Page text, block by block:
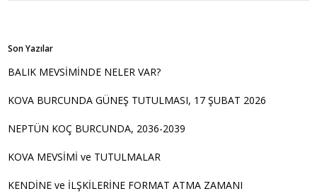
Son Yazılar
BALIK MEVSİMİNDE NELER VAR?
KOVA BURCUNDA GÜNEŞ TUTULMASI, 17 ŞUBAT 2026
NEPTÜN KOÇ BURCUNDA, 2036-2039
KOVA MEVSİMİ ve TUTULMALAR
KENDİNE ve İLŞKİLERİNE FORMAT ATMA ZAMANI